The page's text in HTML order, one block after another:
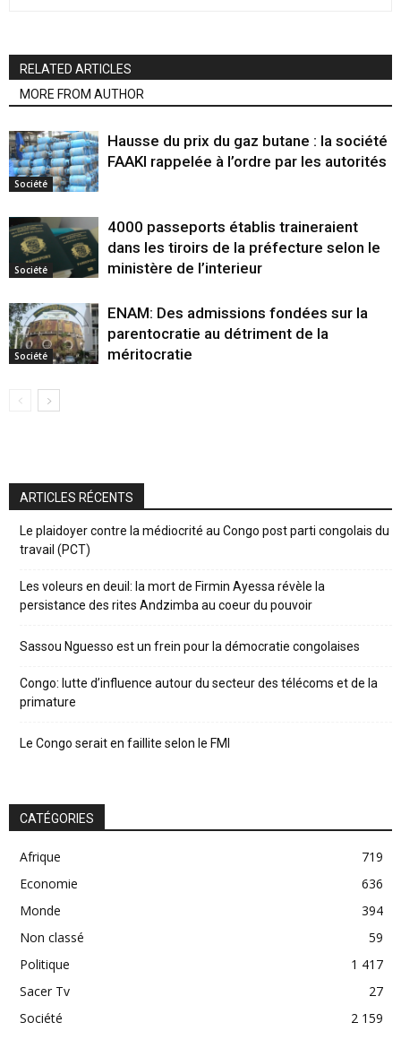
RELATED ARTICLES
MORE FROM AUTHOR
Société
Hausse du prix du gaz butane : la société
FAAKI rappelée à l’ordre par les autorités
Société
4000 passeports établis traineraient
dans les tiroirs de la préfecture selon le
ministère de l’interieur
Société
ENAM: Des admissions fondées sur la
parentocratie au détriment de la
méritocratie
ARTICLES RÉCENTS
Le plaidoyer contre la médiocrité au Congo post parti congolais du
travail (PCT)
Les voleurs en deuil: la mort de Firmin Ayessa révèle la
persistance des rites Andzimba au coeur du pouvoir
Sassou Nguesso est un frein pour la démocratie congolaises
Congo: lutte d’influence autour du secteur des télécoms et de la
primature
Le Congo serait en faillite selon le FMI
CATÉGORIES
Afrique
719
Economie
636
Monde
394
Non classé
59
Politique
1 417
Sacer Tv
27
Société
2 159